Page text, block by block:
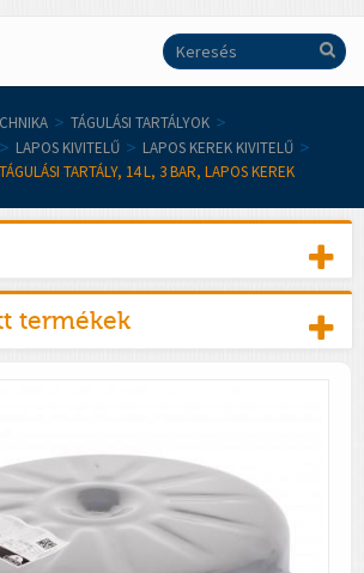
> TÁGULÁSI TARTÁLYOK >
> LAPOS KIVITELŰ > LAPOS KEREK KIVITELŰ >
TARTÁLY, 14 L, 3 BAR, LAPOS KEREK
termékek